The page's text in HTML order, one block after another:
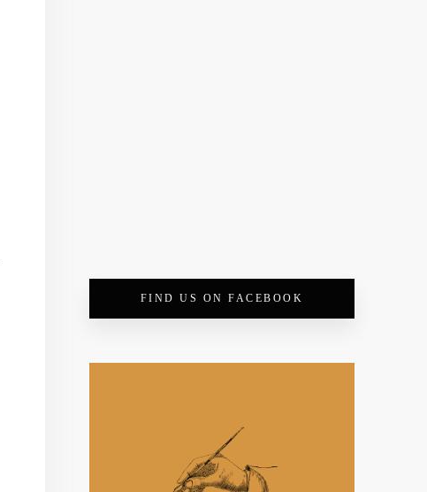
FIND US ON FACEBOOK